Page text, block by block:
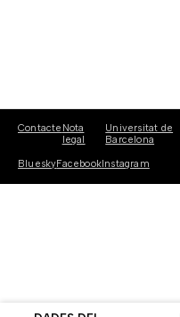
Contacte Nota
legal
Universitat de
Barcelona
BlueskyFacebookInstagram